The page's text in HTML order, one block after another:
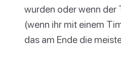
wurden oder wenn
(wenn ihr mit einem
das am Ende die